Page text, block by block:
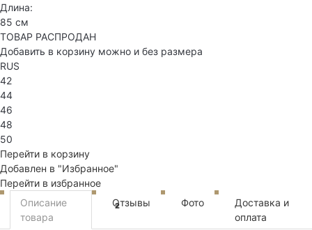
Длина:
85 см
ТОВАР РАСПРОДАН
Добавить в корзину можно и без размера
RUS
42
44
46
48
50
Перейти в корзину
Добавлен в "Избранное"
Перейти в избранное
Описание
товара
Отзывы
2 Фото
Доставка и
оплата